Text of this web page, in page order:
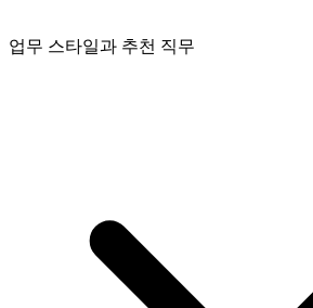
업무 스타일과 추천 직무